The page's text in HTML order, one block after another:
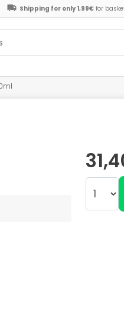
Shipping for only 1,99€ for